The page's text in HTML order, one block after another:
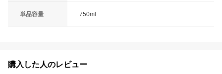
単品容量 750ml
購入した人のレビュー